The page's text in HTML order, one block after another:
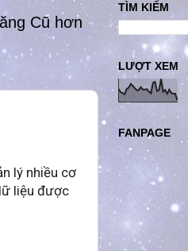
Cũ hơn
lý nhiều cơ
liệu được
TÌM KIẾM
LƯỢT XEM
FANPAGE